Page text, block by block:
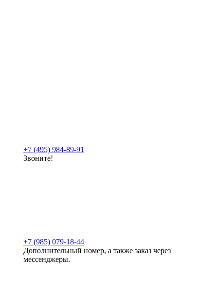
+7 (495) 984-89-91
Звоните!
+7 (985) 079-18-44
Дополнительный номер, а также заказ через
мессенджеры.